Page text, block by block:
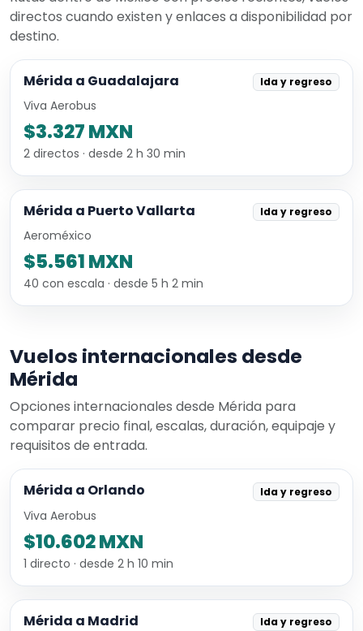
directos cuando existen y enlaces a disponibilidad por
destino.
Mérida a Guadalajara Ida y regreso
Viva Aerobus
$3.327 MXN
2 directos · desde 2 h 30 min
Mérida a Puerto Vallarta Ida y regreso
Aeroméxico
$5.561 MXN
40 con escala · desde 5 h 2 min
Vuelos internacionales desde
Mérida
Opciones internacionales desde Mérida para
comparar precio final, escalas, duración, equipaje y
requisitos de entrada.
Mérida a Orlando Ida y regreso
Viva Aerobus
$10.602 MXN
1 directo · desde 2 h 10 min
Mérida a Madrid Ida y regreso